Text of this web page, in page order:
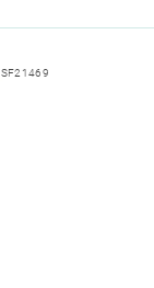
SF21469